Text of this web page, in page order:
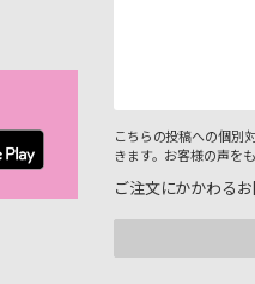
こちらの投稿への個別
きます。お客様の声を
ご注文にかかわる